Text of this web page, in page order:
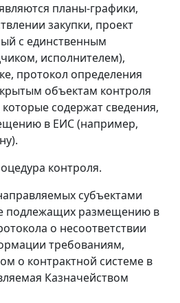
планы-графики,
закупки, проект
с единственным
исполнителем),
протокол определения
объектам контроля
содержат сведения,
в ЕИС (например,
контроля.
субъектами
подлежащих размещению в
о несоответствии
требованиям,
о контрактной системе в
Казначейством